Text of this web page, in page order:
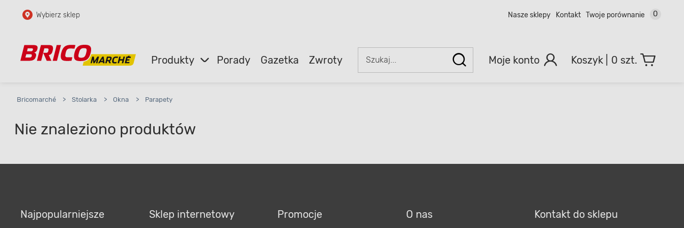
Przejdź do głównej zawartości
Przejdź do wyszukiwarki
Wybierz sklep Nasze sklepy Kontakt Twoje porównanie 0
Produkty Porady Gazetka Zwroty Moje konto 0 szt.
Bricomarché > Stolarka > Okna > Parapety
Nie znaleziono produktów
Najpopularniejsze Sklep internetowy Promocje O nas Kontakt do sklepu